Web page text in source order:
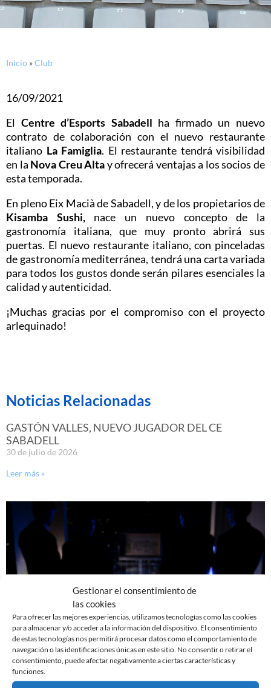
Gestionar el consentimiento de
las cookies
Para ofrecer las mejores experiencias, utilizamos tecnologías como las cookies
para almacenar y/o acceder a la información del dispositivo. El consentimiento
de estas tecnologías nos permitirá procesar datos como el comportamiento de
navegación o las identificaciones únicas en este sitio. No consentir o retirar el
consentimiento, puede afectar negativamente a ciertas características y
funciones.
Inicio »Club
16/09/2021
El Centre d’Esports Sabadell ha firmado un nuevo
contrato de colaboración con el nuevo restaurante
italiano La Famiglia. El restaurante tendrá visibilidad
en la Nova Creu Altay ofrecerá ventajas a los socios de
esta temporada.
En pleno Eix Macià de Sabadell, y de los propietarios de
Kisamba Sushi,nace un nuevo concepto de la
gastronomía italiana, que muy pronto abrirá sus
puertas. El nuevo restaurante italiano, con pinceladas
de gastronomía mediterránea, tendrá una carta variada
para todos los gustos donde serán pilares esenciales la
calidad y autenticidad.
¡Muchas gracias por el compromiso con el proyecto
arlequinado!
Noticias Relacionadas
GASTÓN VALLES, NUEVO JUGADOR DEL CE
SABADELL
30 de julio de 2026
Leer más »
YA DISPONIBLE LA PRIMERA EQUIPACIÓN DE LA
TEMPORADA 26/27
29 de julio de 2026